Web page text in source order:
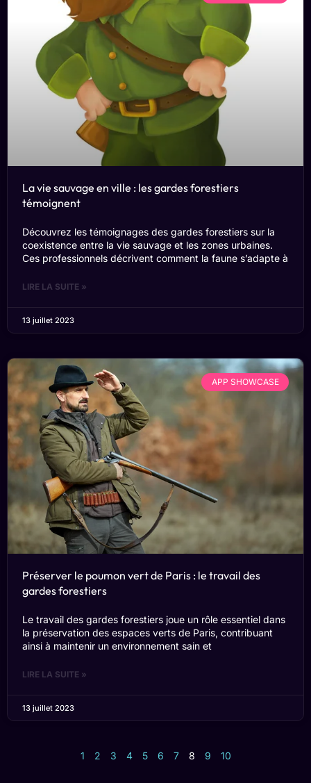
La vie sauvage en ville : les gardes forestiers
témoignent
Découvrez les témoignages des gardes forestiers sur la
coexistence entre la vie sauvage et les zones urbaines.
Ces professionnels décrivent comment la faune s’adapte à
LIRE LA SUITE »
13 juillet 2023
APP SHOWCASE
Préserver le poumon vert de Paris : le travail des
gardes forestiers
Le travail des gardes forestiers joue un rôle essentiel dans
la préservation des espaces verts de Paris, contribuant
ainsi à maintenir un environnement sain et
LIRE LA SUITE »
13 juillet 2023
1 2 3 4 5 6 7 8 9 10